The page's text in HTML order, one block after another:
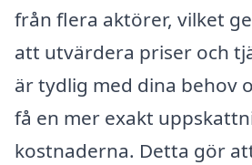
från flera aktörer, vilket
att utvärdera priser och
är tydlig med dina behov
få en mer exakt
kostnaderna. Detta gör